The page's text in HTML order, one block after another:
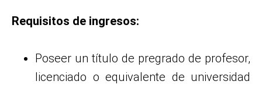
Requisitos de ingresos:
Poseer un título de pregrado de profesor,
licenciado o equivalente de universidad